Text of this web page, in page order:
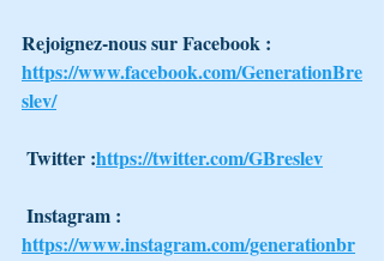
Rejoignez-nous sur Facebook :
https://www.facebook.com/GenerationBre
slev/
Twitter :https://twitter.com/GBreslev
Instagram :
https://www.instagram.com/generationbr